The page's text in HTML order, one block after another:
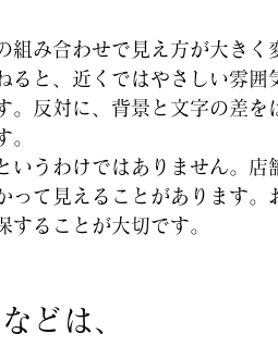
組み合わせで見え方が大きく
ると、近くではやさしい雰
。反対に、背景と文字の差を
。
いうわけではありません。店
って見えることがあります
することが大切です。
どは、